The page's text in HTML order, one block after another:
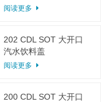
阅读更多
202 CDL SOT 大开口
汽水饮料盖
阅读更多
200 CDL SOT 大开口